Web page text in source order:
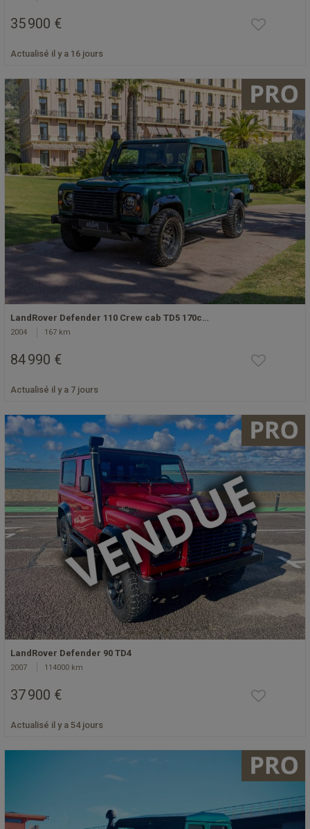
35 900 €
Actualisé il y a 16 jours
LandRover Defender 110 Crew cab TD5 170c…
2004 167 km
84 990 €
Actualisé il y a 7 jours
LandRover Defender 90 TD4
2007 114000 km
37 900 €
Actualisé il y a 54 jours